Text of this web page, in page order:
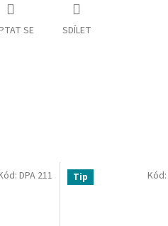
SE SDÍLET
DPA 211 Tip Kód: